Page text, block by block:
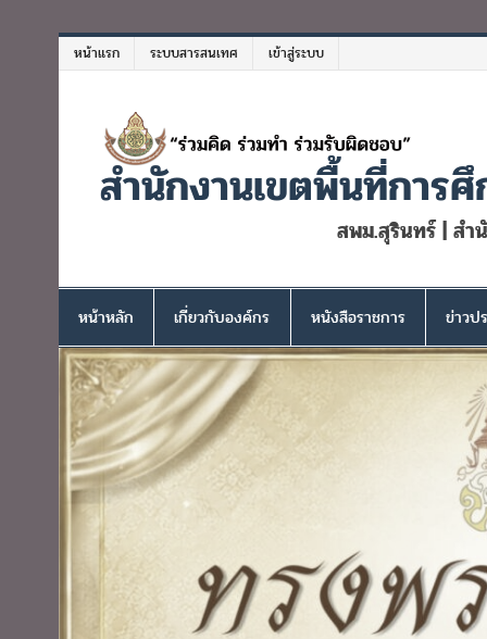
หน้าแรก ระบบสารสนเทศ เข้าสู่ระบบ
สำนักงานเขตพื้นที่การ
สพม.สุรินทร์ | สำ
หน้าหลัก เกี่ยวกับองค์กร หนังสือราชการ ข่าวป